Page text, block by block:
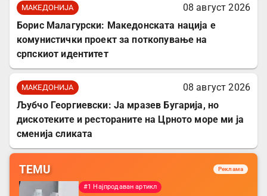
МАКЕДОНИЈА
08 август 2026
Борис Малагурски: Македонската нација е
комунистички проект за поткопување на
српскиот идентитет
МАКЕДОНИЈА
08 август 2026
Љубчо Георгиевски: Ја мразев Бугарија, но
дискотеките и рестораните на Црното море ми ја
сменија сликата
TEMU Реклама
#1 Најпродаван артикл